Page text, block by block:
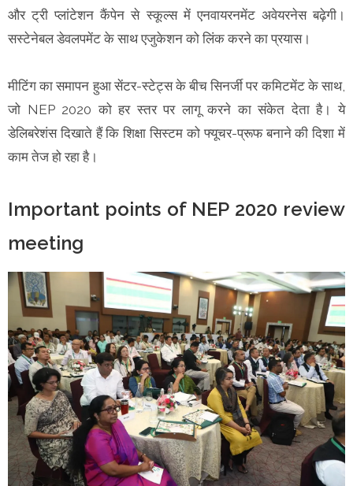
और ट्री प्लांटेशन कैंपेन से स्कूल्स में एनवायरनमेंट अवेयरनेस बढ़ेगी।
सस्टेनेबल डेवलपमेंट के साथ एजुकेशन को लिंक करने का प्रयास।
मीटिंग का समापन हुआ सेंटर-स्टेट्स के बीच सिनर्जी पर कमिटमेंट के साथ,
जो NEP 2020 को हर स्तर पर लागू करने का संकेत देता है। ये
डेलिबरेशंस दिखाते हैं कि शिक्षा सिस्टम को फ्यूचर-प्रूफ बनाने की दिशा में
काम तेज हो रहा है।
Important points of NEP 2020 review
meeting